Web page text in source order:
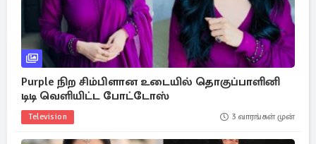
Purple நிற சிம்பிளான உடையில் தொகுப்பாளினி
டிடி வெளியிட்ட போட்டோஸ்
Television 3 வாரங்கள் முன்